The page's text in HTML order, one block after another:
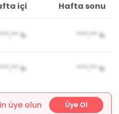
içi Hafta sonu
₺ ***,** ₺
₺ ***,** ₺
üye olun Üye Ol